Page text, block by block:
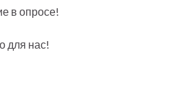
в опросе!
для нас!